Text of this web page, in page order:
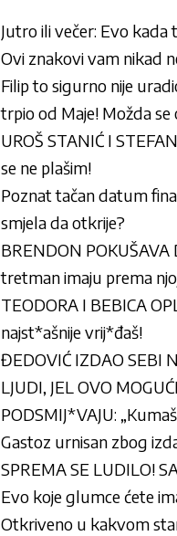
Jutro ili večer: Evo
Ovi znakovi vam nikad
Filip to sigurno nije
trpio od Maje! Možda se
UROŠ STANIĆ I
se ne plašim!
Poznat tačan datum
smjela da otkrije?
BRENDON
tretman imaju prema
TEODORA I BEBICA
najst*ašnije vrij*đaš!
ĐEDOVIĆ IZDAO SEBI
LJUDI, JEL OVO
PODSMIJ*VAJU:
Gastoz urnisan zbog
SPREMA SE LUDILO!
Evo koje glumce ćete
Otkriveno u kakvom